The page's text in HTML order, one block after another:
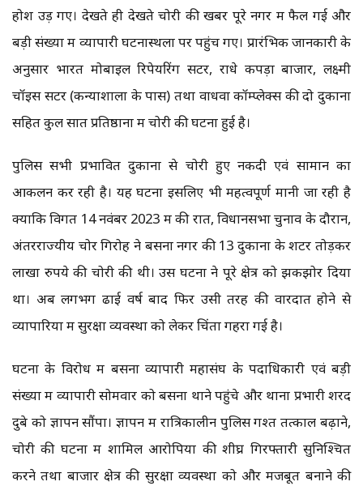
होश उड़ गए। देखते ही देखते चोरी की खबर पूरे नगर में फैल गई और
बड़ी संख्या में व्यापारी घटनास्थलों पर पहुंच गए। प्रारंभिक जानकारी के
अनुसार भारत मोबाइल रिपेयरिंग सेंटर, राधे कपड़ा बाजार, लक्ष्मी
चॉइस सेंटर (कन्याशाला के पास) तथा वाधवा कॉम्प्लेक्स की दो दुकानों
सहित कुल सात प्रतिष्ठानों में चोरी की घटना हुई है।
पुलिस सभी प्रभावित दुकानों से चोरी हुए नकदी एवं सामान का
आकलन कर रही है। यह घटना इसलिए भी महत्वपूर्ण मानी जा रही है
क्योंकि विगत 14 नवंबर 2023 में की रात, विधानसभा चुनाव के दौरान,
अंतरराज्यीय चोर गिरोह ने बसना नगर की 13 दुकानों के शटर तोड़कर
लाखों रुपये की चोरी की थी। उस घटना ने पूरे क्षेत्र को झकझोर दिया
था। अब लगभग ढाई वर्ष बाद फिर उसी तरह की वारदात होने से
व्यापारियों में सुरक्षा व्यवस्था को लेकर चिंता गहरा गई है।
घटना के विरोध में बसना व्यापारी महासंघ के पदाधिकारी एवं बड़ी
संख्या में व्यापारी सोमवार को बसना थाने पहुंचे और थाना प्रभारी शरद
दुबे को ज्ञापन सौंपा। ज्ञापन में रात्रिकालीन पुलिस गश्त तत्काल बढ़ाने,
चोरी की घटना में शामिल आरोपियों की शीघ्र गिरफ्तारी सुनिश्चित
करने तथा बाजार क्षेत्र की सुरक्षा व्यवस्था को और मजबूत बनाने की